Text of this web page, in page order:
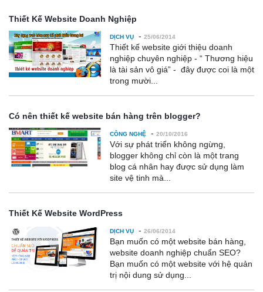
Thiết Kế Website Doanh Nghiệp
DỊCH VỤ - 25/06/2014
Thiết kế website giới thiệu doanh
nghiệp chuyên nghiệp - “ Thương hiệu
là tài sản vô giá” - đây được coi là một
trong mười...
Có nên thiết kế website bán hàng trên blogger?
CÔNG NGHỆ - 20/10/2016
Với sự phát triển không ngừng,
blogger không chỉ còn là một trang
blog cá nhân hay được sử dụng làm
site vệ tinh mà...
Thiết Kế Website WordPress
DỊCH VỤ - 26/06/2014
Bạn muốn có một website bán hàng,
website doanh nghiệp chuẩn SEO?
Bạn muốn có một website với hệ quản
trị nội dung sử dụng...